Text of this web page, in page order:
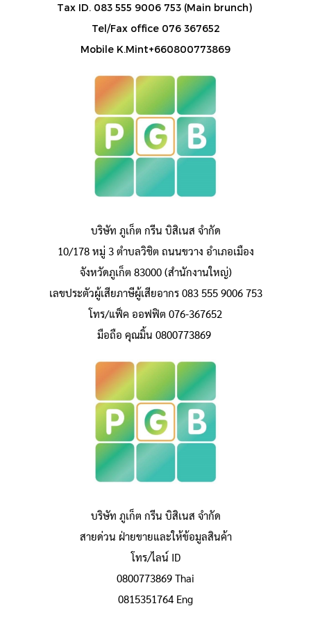
Tax ID. 083 555 9006 753 (Main brunch)
Tel/Fax office 076 367652
Mobile K.Mint+660800773869
บริษัท ภูเก็ต กรีน บิสิเนส จำกัด
10/178 หมู่ 3 ตำบลวิชิต ถนนขวาง อำเภอเมือง
จังหวัดภูเก็ต 83000 (สำนักงานใหญ่)
เลขประตัวผู้เสียภาษีผู้เสียอากร 083 555 9006 753
โทร/แฟ็ค ออฟฟิต 076-367652
มือถือ คุณมิ้น 0800773869
บริษัท ภูเก็ต กรีน บิสิเนส จำกัด
สายด่วน ฝ่ายขายและให้ข้อมูลสินค้า
โทร/ไลน์ ID
0800773869 Thai
0815351764 Eng